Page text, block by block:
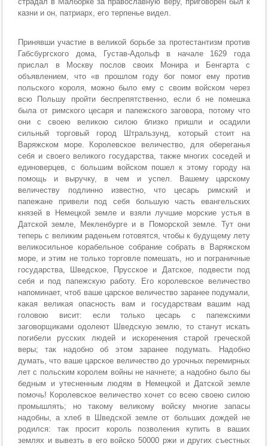
казни и он, патриарх, его терпенье видел.
Принявши участие в великой борьбе за протестантизм против
Габсбургского дома, Густав-Адольф в начале 1629 года
прислал в Москву послов своих Монира и Бенгарта с
объявлением, что «в прошлом году бог помог ему против
польского короля, можно было ему с своим войском через
всю Польшу пройти беспрепятственно, если б не помешка
была от римского цесаря и папежского заговора, потому что
они с своею великою силою близко пришли и осадили
сильный торговый город Штральзунд, который стоит на
Варяжском море. Королевское величество, для обереганья
себя и своего великого государства, также многих соседей и
единоверцев, с большим войском пошел к этому городу на
помощь и выручку, в чем и успел. Вашему царскому
величеству подлинно известно, что цесарь римский и
папежане привели под себя большую часть евангельских
князей в Немецкой земле и взяли лучшие морские устья в
Датской земле, Мекленбурге и в Поморской земле. Тут они
теперь с великим раденьем готовятся, чтобы к будущему лету
великосильное корабельное собрание собрать в Варяжском
море, и этим не только торговле помешать, но и пограничные
государства, Шведское, Прусское и Датское, подвести под
себя и под папежскую работу. Его королевское величество
напоминает, чтоб ваше царское величество заранее подумали,
какая великая опасность вам и государствам вашим над
головою висит: если только цесарь с папежскими
заговорщиками одолеют Шведскую землю, то станут искать
погибели русских людей и искоренения старой греческой
веры; так надобно об этом заранее подумать. Надобно
думать, что ваше царское величество до урочных перемирных
лет с польским королем войны не начнете; а надобно было бы
бедным и утесненным людям в Немецкой и Датской земле
помочь! Королевское величество хочет со всею своею силою
промышлять; но такому великому войску многие запасы
надобны, а хлеб в Шведской земле от больших дождей не
родился: так просит король позволения купить в ваших
землях и вывезть в его войско 50000 ржи и других съестных